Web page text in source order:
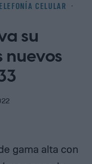
CELULAR
su
nuevos
gama alta con